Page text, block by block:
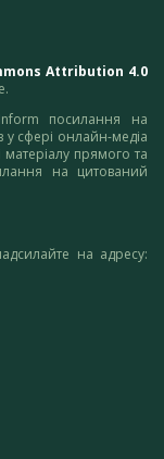
Attribution 4.0
посилання на
у сфері онлайн-медіа
прямого та
на цитований
на адресу: